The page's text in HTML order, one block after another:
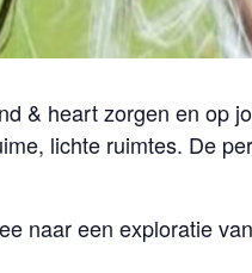
& heart zorgen en op
lichte ruimtes. De
naar een exploratie